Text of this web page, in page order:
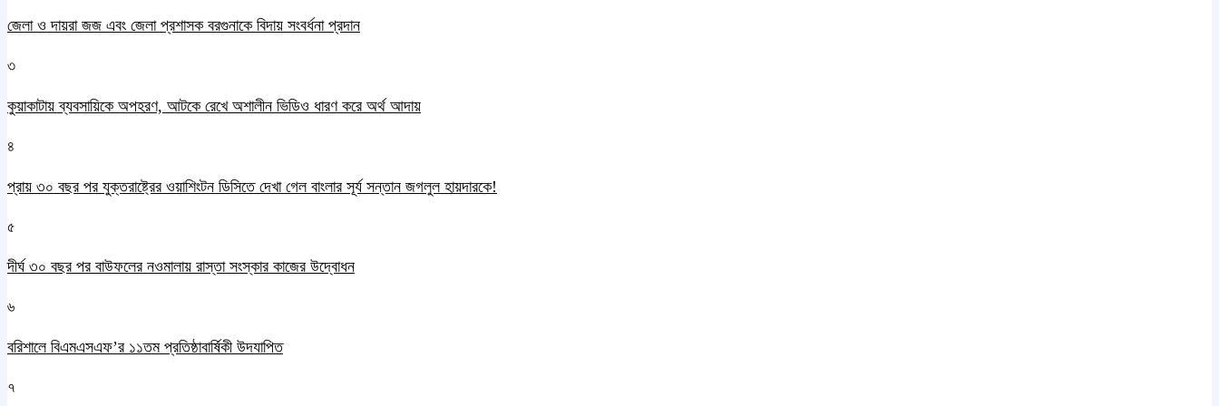
জেলা ও দায়রা জজ এবং জেলা প্রশাসক বরগুনাকে বিদায় সংবর্ধনা প্রদান
৩
কুয়াকাটায় ব্যবসায়িকে অপহরণ, আটকে রেখে অশালীন ভিডিও ধারণ করে অর্থ আদায়
৪
প্রায় ৩০ বছর পর যুক্তরাষ্ট্রের ওয়াশিংটন ডিসিতে দেখা গেল বাংলার সূর্য সন্তান জগলুল হায়দারকে!
৫
দীর্ঘ ৩০ বছর পর বাউফলের নওমালায় রাস্তা সংস্কার কাজের উদ্বোধন
৬
বরিশালে বিএমএসএফ’র ১১তম প্রতিষ্ঠাবার্ষিকী উদযাপিত
৭